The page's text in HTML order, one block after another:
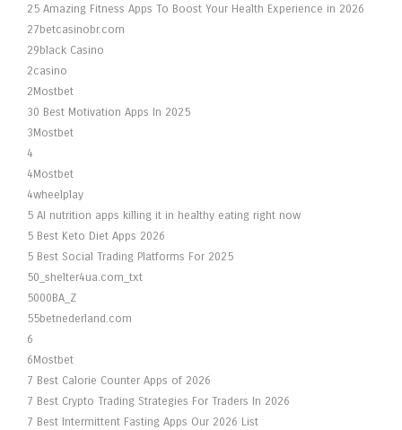
25 Amazing Fitness Apps To Boost Your Health Experience in 2026
27betcasinobr.com
29black Casino
2casino
2Mostbet
30 Best Motivation Apps In 2025
3Mostbet
4
4Mostbet
4wheelplay
5 AI nutrition apps killing it in healthy eating right now
5 Best Keto Diet Apps 2026
5 Best Social Trading Platforms For 2025
50_shelter4ua.com_txt
5000BA_Z
55betnederland.com
6
6Mostbet
7 Best Calorie Counter Apps of 2026
7 Best Crypto Trading Strategies For Traders In 2026
7 Best Intermittent Fasting Apps Our 2026 List